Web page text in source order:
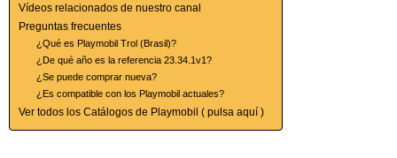
Vídeos relacionados de nuestro canal
Preguntas frecuentes
¿Qué es Playmobil Trol (Brasil)?
¿De qué año es la referencia 23.34.1v1?
¿Se puede comprar nueva?
¿Es compatible con los Playmobil actuales?
Ver todos los Catálogos de Playmobil ( pulsa aquí )